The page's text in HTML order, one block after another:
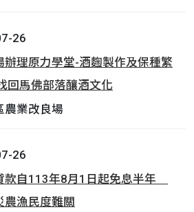
26
辦理原力學堂-酒麴製作及保種繁
回馬佛部落釀酒文化
農業改良場
26
款自113年8月1日起免息半年
農漁民度難關